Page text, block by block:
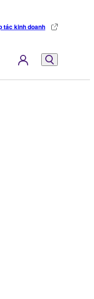
tác kinh doanh